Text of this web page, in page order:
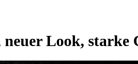
neuer Look, starke